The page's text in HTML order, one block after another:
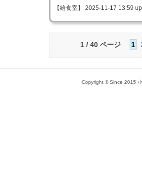
【給食室】 2025-11-17 13:59
1 / 40 ページ 1
Copyright © Since 2015